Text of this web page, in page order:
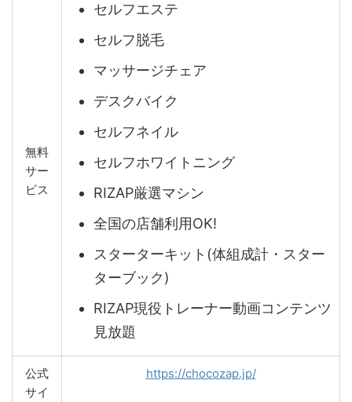
無料
サー
ビス
セルフエステ
セルフ脱毛
マッサージチェア
デスクバイク
セルフネイル
セルフホワイトニング
RIZAP厳選マシン
全国の店舗利用OK!
スターターキット(体組成計・スター
ターブック)
RIZAP現役トレーナー動画コンテンツ
見放題
公式
サイ
https://chocozap.jp/